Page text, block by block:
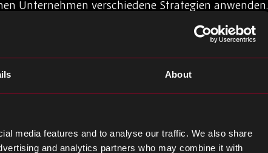
About
media features and to analyse our traffic. We also share
and analytics partners who may combine it with
Unternehmen verschiedene Strategien anwenden.
Rolle beim Verständnis historischer
Durch die Nutzung fortschrittlicher
in Bezug auf Lagerbestaende,
und Kunden ermöglicht eine bessere
reibungsloseren Betrieb.